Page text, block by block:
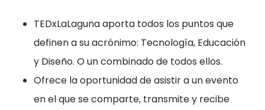
TEDxLaLaguna aporta todos los puntos que
definen a su acrónimo: Tecnología, Educación
y Diseño. O un combinado de todos ellos.
Ofrece la oportunidad de asistir a un evento
en el que se comparte, transmite y recibe